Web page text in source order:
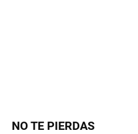
NO TE PIERDAS